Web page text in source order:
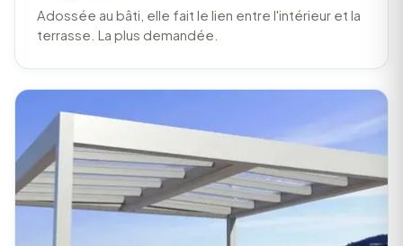
Adossée au bâti, elle fait le lien entre l'intérieur et la
terrasse. La plus demandée.